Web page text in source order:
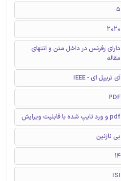
5
2020
دارای رفرنس در داخل متن و انتهای
مقاله
آی تریپل ای - IEEE
PDF
pdf و ورد تایپ شده با قابلیت ویرایش
بی نازنین
14
ISI